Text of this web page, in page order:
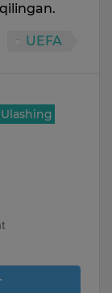
UEFA
Ulashing